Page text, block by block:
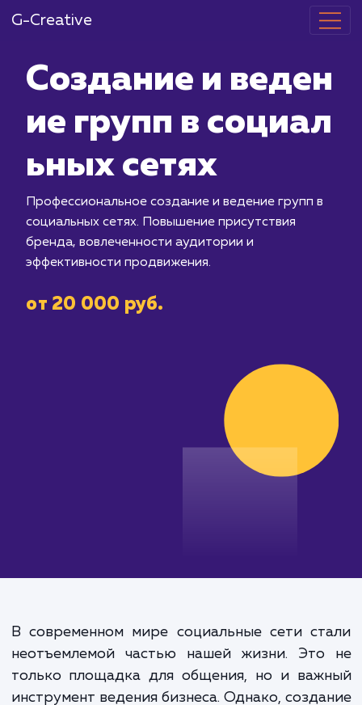
G-Creative
Создание и
ие групп в
ьных сетях
социальных сетях. Повышение
эффективности продвижения.
от 20 000 руб.